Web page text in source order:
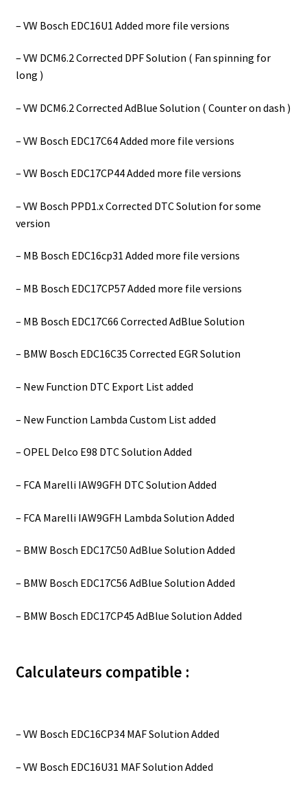
– VW Bosch EDC16U1 Added more file versions
– VW DCM6.2 Corrected DPF Solution ( Fan spinning for
long )
– VW DCM6.2 Corrected AdBlue Solution ( Counter on dash )
– VW Bosch EDC17C64 Added more file versions
– VW Bosch EDC17CP44 Added more file versions
– VW Bosch PPD1.x Corrected DTC Solution for some
version
– MB Bosch EDC16cp31 Added more file versions
– MB Bosch EDC17CP57 Added more file versions
– MB Bosch EDC17C66 Corrected AdBlue Solution
– BMW Bosch EDC16C35 Corrected EGR Solution
– New Function DTC Export List added
– New Function Lambda Custom List added
– OPEL Delco E98 DTC Solution Added
– FCA Marelli IAW9GFH DTC Solution Added
– FCA Marelli IAW9GFH Lambda Solution Added
– BMW Bosch EDC17C50 AdBlue Solution Added
– BMW Bosch EDC17C56 AdBlue Solution Added
– BMW Bosch EDC17CP45 AdBlue Solution Added
Calculateurs compatible :
– VW Bosch EDC16CP34 MAF Solution Added
– VW Bosch EDC16U31 MAF Solution Added